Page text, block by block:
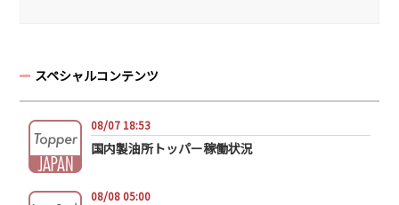
スペシャルコンテンツ
08/07 18:53
国内製油所トッパー稼働状況
08/08 05:00